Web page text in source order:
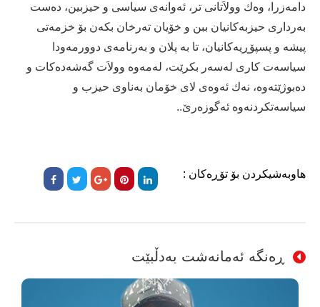
دامه‌زرا، وه‌ك وولاَتانی‌ تر، ئه‌وانه‌ی‌ سیاسی‌ و حیزبین، ده‌ست
به‌رداری‌ حیزبه‌كانیان ببن و خۆیان ته‌رخان بكه‌ن بۆ خزمه‌تی‌
پیشه‌ و پسپۆڕیه‌كانیان، تا به‌ پلان و به‌رنامه‌ی‌ دوورمه‌ودا
سیاسه‌ت كاری‌ له‌سه‌ر بكرێت، له‌مه‌وه‌ وولاَت گه‌شه‌ده‌كات و
ده‌بوژێته‌وه‌، نه‌ك ئه‌وه‌ی‌ لای‌ خۆمان به‌ناوی‌ حیزب و
سیاسه‌تكردنه‌وه‌ ئه‌گوزه‌رێ‌..
هاوبەشیکردن بۆ تۆڕەکان :
ڕەنگە ئەمانەشت بەدڵبێت